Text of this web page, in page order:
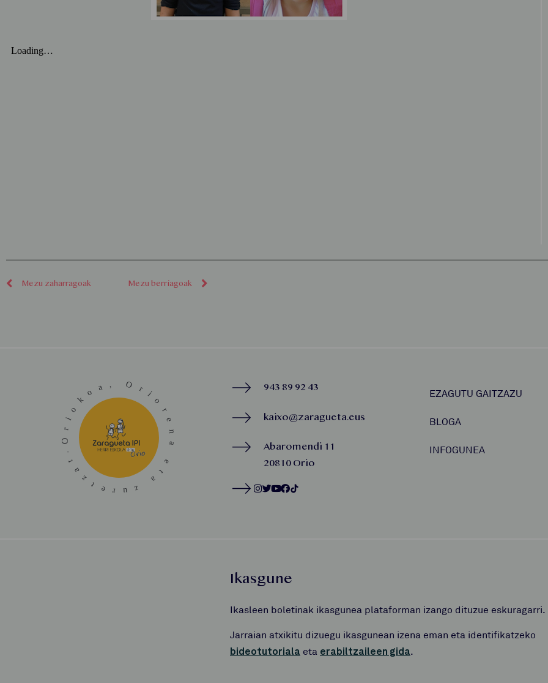
Mezu zaharragoak Mezu berriagoak
943 89 92 43
kaixo@zaragueta.eus
Abaromendi 11
20810 Orio
EZAGUTU GAITZAZU
BLOGA
INFOGUNEA
Ikasgune
Ikasleen boletinak ikasgunea plataforman izango dituzue eskuragarri.
Jarraian atxikitu dizuegu ikasgunean izena eman eta identifikatzeko
bideotutoriala eta erabiltzaileen gida.